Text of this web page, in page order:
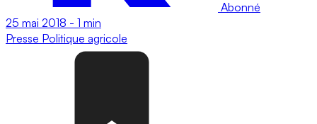
Abonné
25 mai 2018 - 1 min
Presse Politique agricole